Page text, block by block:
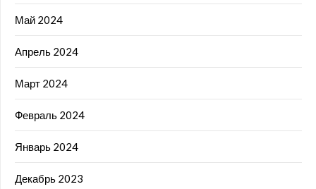
Май 2024
Апрель 2024
Март 2024
Февраль 2024
Январь 2024
Декабрь 2023